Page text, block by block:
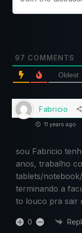
97 COMMENTS
Oldest
Fabricio
11 years ago
sou Fabricio
anos, trabalho
tablets/
terminando a
to louco pra sair
0